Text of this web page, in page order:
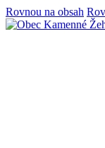
Rovnou na obsah